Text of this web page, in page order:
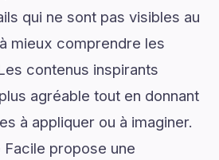
qui ne sont pas visibles au
mieux comprendre les
contenus inspirants
agréable tout en donnant
à appliquer ou à imaginer.
propose une